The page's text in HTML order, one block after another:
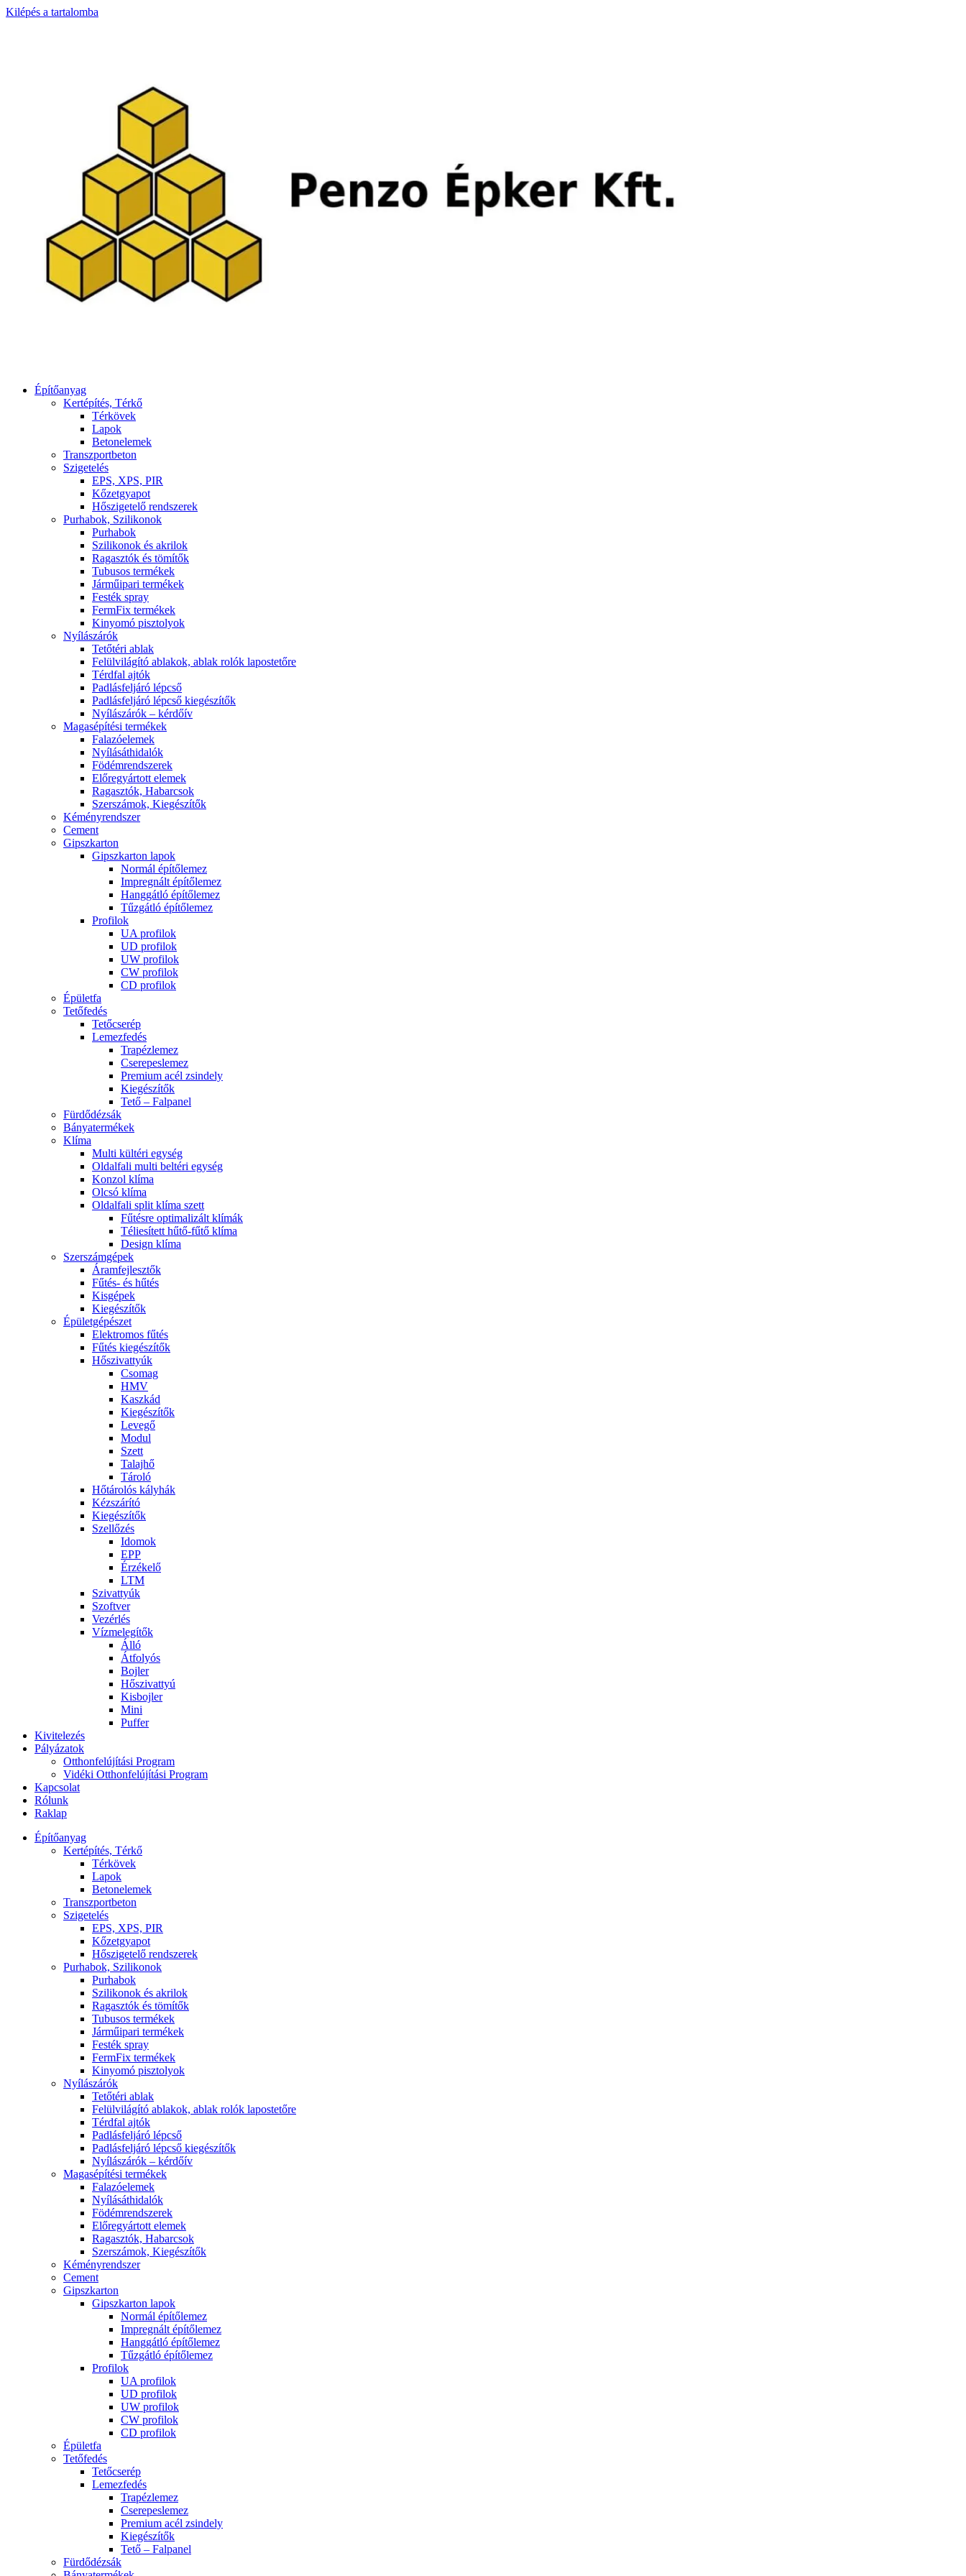
Kilépés a tartalomba
Építőanyag
Kertépítés, Térkő
Térkövek
Lapok
Betonelemek
Transzportbeton
Szigetelés
EPS, XPS, PIR
Kőzetgyapot
Hőszigetelő rendszerek
Purhabok, Szilikonok
Purhabok
Szilikonok és akrilok
Ragasztók és tömítők
Tubusos termékek
Járműipari termékek
Festék spray
FermFix termékek
Kinyomó pisztolyok
Nyílászárók
Tetőtéri ablak
Felülvilágító ablakok, ablak rolók lapostetőre
Térdfal ajtók
Padlásfeljáró lépcső
Padlásfeljáró lépcső kiegészítők
Nyílászárók – kérdőív
Magasépítési termékek
Falazóelemek
Nyílásáthidalók
Födémrendszerek
Előregyártott elemek
Ragasztók, Habarcsok
Szerszámok, Kiegészítők
Kéményrendszer
Cement
Gipszkarton
Gipszkarton lapok
Normál építőlemez
Impregnált építőlemez
Hanggátló építőlemez
Tűzgátló építőlemez
Profilok
UA profilok
UD profilok
UW profilok
CW profilok
CD profilok
Épületfa
Tetőfedés
Tetőcserép
Lemezfedés
Trapézlemez
Cserepeslemez
Premium acél zsindely
Kiegészítők
Tető – Falpanel
Fürdődézsák
Bányatermékek
Klíma
Multi kültéri egység
Oldalfali multi beltéri egység
Konzol klíma
Olcsó klíma
Oldalfali split klíma szett
Fűtésre optimalizált klímák
Téliesített hűtő-fűtő klíma
Design klíma
Szerszámgépek
Áramfejlesztők
Fűtés- és hűtés
Kisgépek
Kiegészítők
Épületgépészet
Elektromos fűtés
Fűtés kiegészítők
Hőszivattyúk
Csomag
HMV
Kaszkád
Kiegészítők
Levegő
Modul
Szett
Talajhő
Tároló
Hőtárolós kályhák
Kézszárító
Kiegészítők
Szellőzés
Idomok
EPP
Érzékelő
LTM
Szivattyúk
Szoftver
Vezérlés
Vízmelegítők
Álló
Átfolyós
Bojler
Hőszivattyú
Kisbojler
Mini
Puffer
Kivitelezés
Pályázatok
Otthonfelújítási Program
Vidéki Otthonfelújítási Program
Kapcsolat
Rólunk
Raklap
Építőanyag
Kertépítés, Térkő
Térkövek
Lapok
Betonelemek
Transzportbeton
Szigetelés
EPS, XPS, PIR
Kőzetgyapot
Hőszigetelő rendszerek
Purhabok, Szilikonok
Purhabok
Szilikonok és akrilok
Ragasztók és tömítők
Tubusos termékek
Járműipari termékek
Festék spray
FermFix termékek
Kinyomó pisztolyok
Nyílászárók
Tetőtéri ablak
Felülvilágító ablakok, ablak rolók lapostetőre
Térdfal ajtók
Padlásfeljáró lépcső
Padlásfeljáró lépcső kiegészítők
Nyílászárók – kérdőív
Magasépítési termékek
Falazóelemek
Nyílásáthidalók
Födémrendszerek
Előregyártott elemek
Ragasztók, Habarcsok
Szerszámok, Kiegészítők
Kéményrendszer
Cement
Gipszkarton
Gipszkarton lapok
Normál építőlemez
Impregnált építőlemez
Hanggátló építőlemez
Tűzgátló építőlemez
Profilok
UA profilok
UD profilok
UW profilok
CW profilok
CD profilok
Épületfa
Tetőfedés
Tetőcserép
Lemezfedés
Trapézlemez
Cserepeslemez
Premium acél zsindely
Kiegészítők
Tető – Falpanel
Fürdődézsák